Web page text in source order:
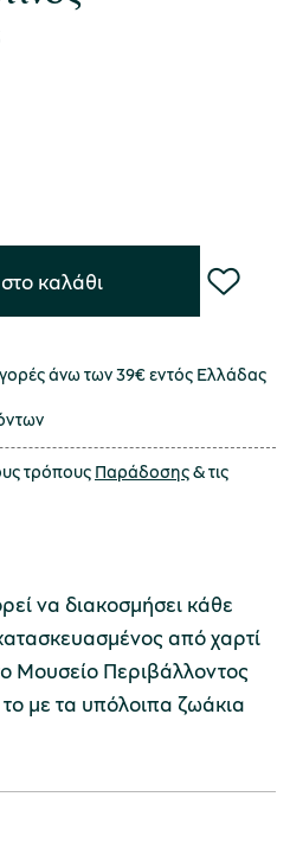
καλάθι
άνω των 39€ εντός Ελλάδας
τρόπους Παράδοσης& τις
να διακοσμήσει κάθε
από χαρτί
Μουσείο Περιβάλλοντος
με τα υπόλοιπα ζωάκια